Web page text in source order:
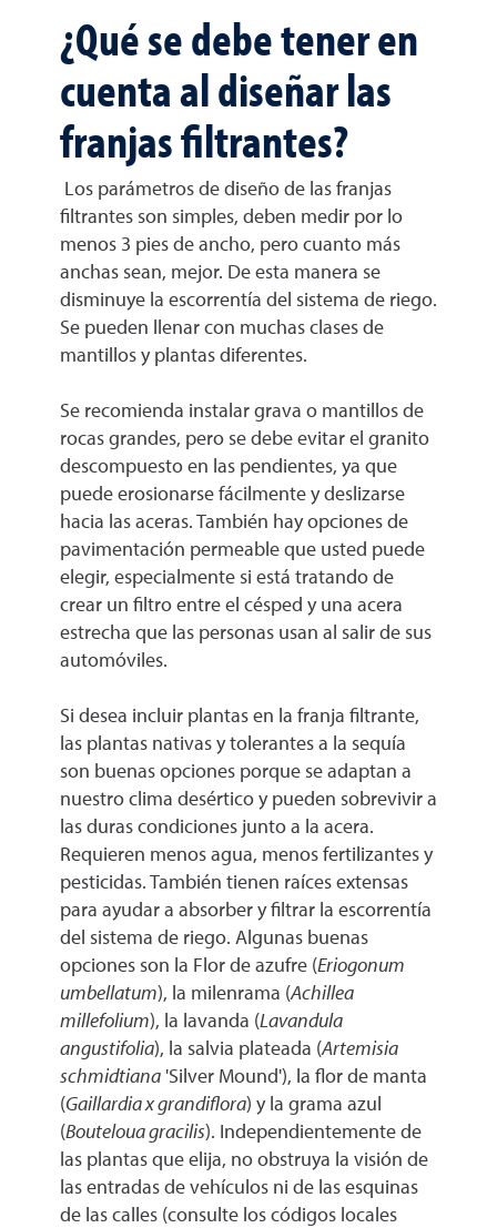
¿Qué se debe tener en
cuenta al diseñar las
franjas filtrantes?
Los parámetros de diseño de las franjas
filtrantes son simples, deben medir por lo
menos 3 pies de ancho, pero cuanto más
anchas sean, mejor. De esta manera se
disminuye la escorrentía del sistema de riego.
Se pueden llenar con muchas clases de
mantillos y plantas diferentes.
Se recomienda instalar grava o mantillos de
rocas grandes, pero se debe evitar el granito
descompuesto en las pendientes, ya que
puede erosionarse fácilmente y deslizarse
hacia las aceras. También hay opciones de
pavimentación permeable que usted puede
elegir, especialmente si está tratando de
crear un filtro entre el césped y una acera
estrecha que las personas usan al salir de sus
automóviles.
Si desea incluir plantas en la franja filtrante,
las plantas nativas y tolerantes a la sequía
son buenas opciones porque se adaptan a
nuestro clima desértico y pueden sobrevivir a
las duras condiciones junto a la acera.
Requieren menos agua, menos fertilizantes y
pesticidas. También tienen raíces extensas
para ayudar a absorber y filtrar la escorrentía
del sistema de riego. Algunas buenas
opciones son la Flor de azufre (Eriogonum
umbellatum), la milenrama (Achillea
millefolium), la lavanda (Lavandula
angustifolia), la salvia plateada (Artemisia
schmidtiana 'Silver Mound'), la flor de manta
(Gaillardia x grandiflora) y la grama azul
(Bouteloua gracilis). Independientemente de
las plantas que elija, no obstruya la visión de
las entradas de vehículos ni de las esquinas
de las calles (consulte los códigos locales